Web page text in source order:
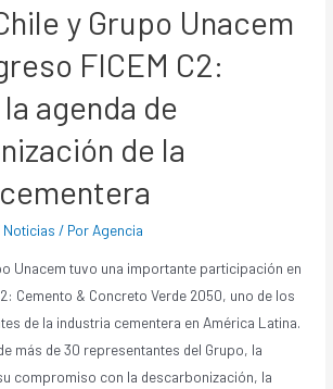
y Grupo Unacem
FICEM C2:
agenda de
de la
Noticias / Por Agencia
Unacem tuvo una importante participación en
Cemento & Concreto Verde 2050, uno de los
de la industria cementera en América Latina.
más de 30 representantes del Grupo, la
compromiso con la descarbonización, la